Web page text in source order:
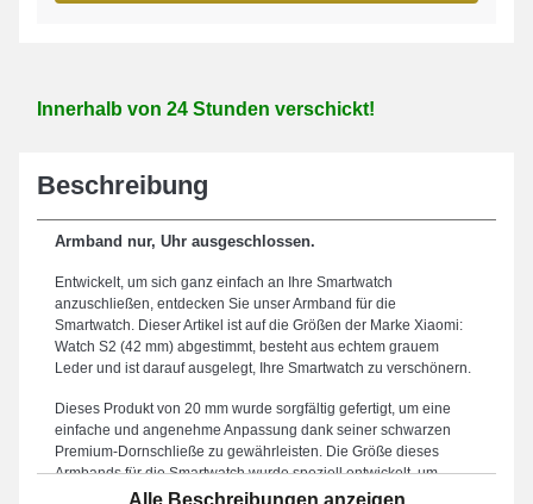
Innerhalb von 24 Stunden verschickt!
Beschreibung
Armband nur, Uhr ausgeschlossen.
Entwickelt, um sich ganz einfach an Ihre Smartwatch
anzuschließen, entdecken Sie unser Armband für die
Smartwatch. Dieser Artikel ist auf die Größen der Marke Xiaomi:
Watch S2 (42 mm) abgestimmt, besteht aus echtem grauem
Leder und ist darauf ausgelegt, Ihre Smartwatch zu verschönern.
Dieses Produkt von 20 mm wurde sorgfältig gefertigt, um eine
einfache und angenehme Anpassung dank seiner schwarzen
Premium-Dornschließe zu gewährleisten. Die Größe dieses
Armbands für die Smartwatch wurde speziell entwickelt, um
optimalen Komfort und angenehme Nutzung unter allen
Alle Beschreibungen anzeigen